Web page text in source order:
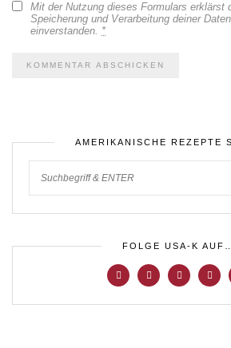
Mit der Nutzung dieses Formulars erklärst
Speicherung und Verarbeitung deiner
einverstanden. *
AMERIKANISCHE REZEPTE
FOLGE USA-K AUF…